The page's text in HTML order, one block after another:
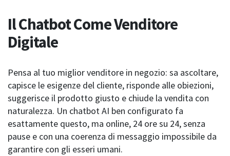
Il Chatbot Come Venditore
Digitale
Pensa al tuo miglior venditore in negozio: sa ascoltare,
capisce le esigenze del cliente, risponde alle obiezioni,
suggerisce il prodotto giusto e chiude la vendita con
naturalezza. Un chatbot AI ben configurato fa
esattamente questo, ma online, 24 ore su 24, senza
pause e con una coerenza di messaggio impossibile da
garantire con gli esseri umani.